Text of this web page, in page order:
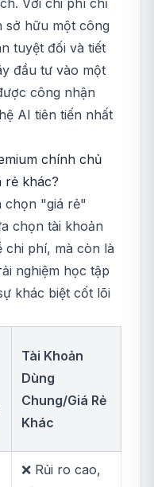
Với chi phí chỉ
sở hữu một công
tuyệt đối và tiết
đầu tư vào một
công nhận
AI tiên tiến nhất
chính chủ
rẻ khác?
chọn "giá rẻ"
chọn tài khoản
phí, mà còn là
nghiệm học tập
khác biệt cốt lõi
Tài Khoản
Dùng
Chung/Giá Rẻ
Khác
❌ Rủi ro cao,